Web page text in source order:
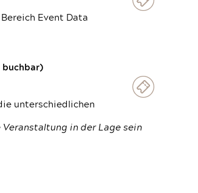
Event Data
buchbar)
unterschiedlichen
Veranstaltung in der Lage sein